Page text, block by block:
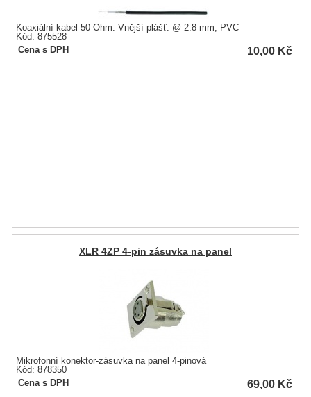
Koaxiální kabel 50 Ohm. Vnější plášť: @ 2.8 mm, PVC
Kód: 875528
Cena s DPH
10,00 Kč
XLR 4ZP 4-pin zásuvka na panel
Mikrofonní konektor-zásuvka na panel 4-pinová
Kód: 878350
Cena s DPH
69,00 Kč